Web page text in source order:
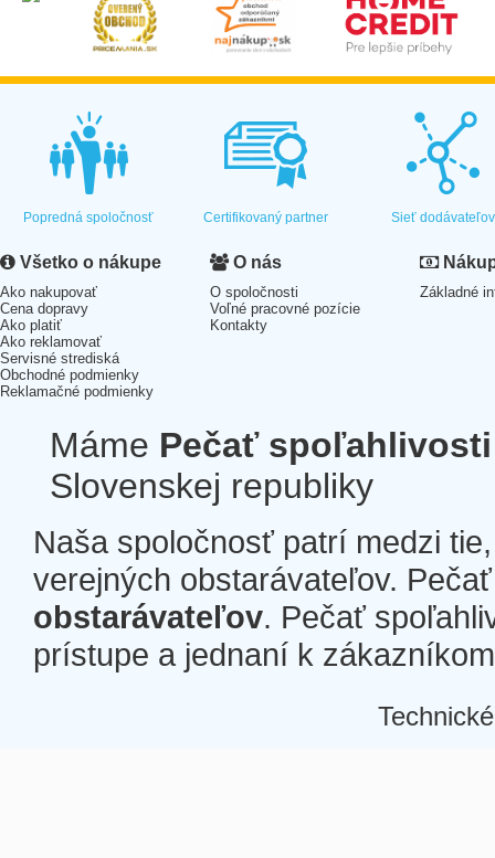
Popredná spoločnosť Certifikovaný partner Sieť dodávateľov
Všetko o nákupe
Ako nakupovať
Cena dopravy
Ako platiť
Ako reklamovať
Servisné strediská
Obchodné podmienky
Reklamačné podmienky
O nás
O spoločnosti
Voľné pracovné pozície
Kontakty
Základné
Máme Pečať spoľahlivosti
Slovenskej republiky
Naša spoločnosť patrí medzi
verejných obstarávateľov.
obstarávateľov. Pečať
prístupe a jednaní k